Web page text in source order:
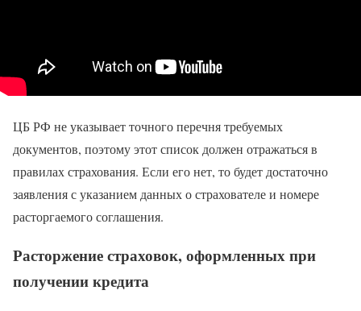
ЦБ РФ не указывает точного перечня требуемых
документов, поэтому этот список должен отражаться в
правилах страхования. Если его нет, то будет достаточно
заявления с указанием данных о страхователе и номере
расторгаемого соглашения.
Расторжение страховок, оформленных при
получении кредита